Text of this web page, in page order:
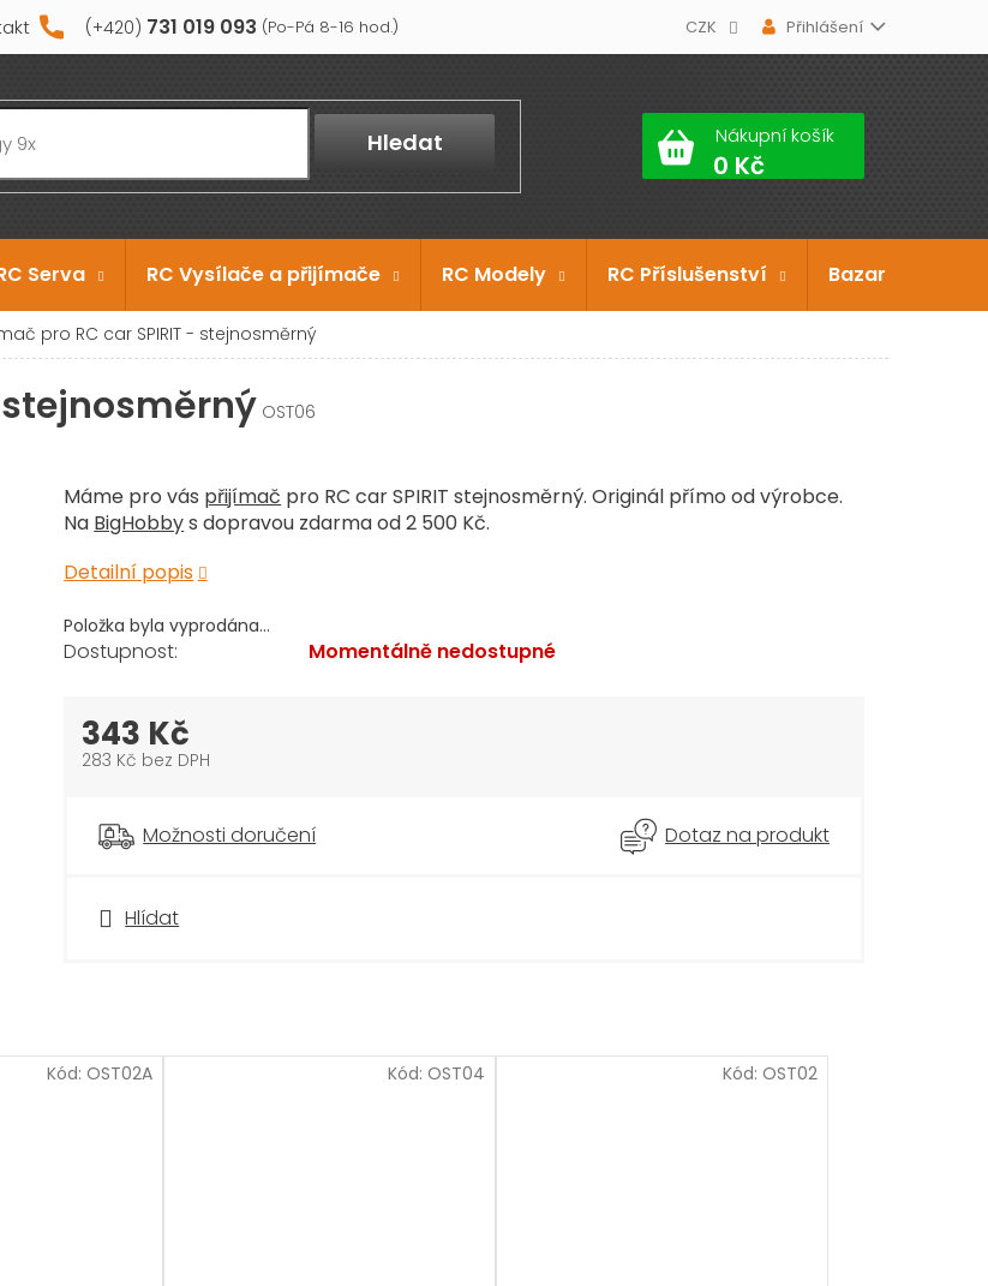
731 019 093 CZK Přihlášení
Hledat Nákupní košík
Serva RC Vysílače a přijímače RC Modely RC Příslušenství Bazar
pro RC car SPIRIT - stejnosměrný
stejnosměrný OST06
Položka byla vyprodána…
Máme pro vás přijímač pro RC car SPIRIT stejnosměrný. Originál přímo od výrobce.
Na BigHobbys dopravou zdarma od 2 500 Kč.
Detailní popis
Hlídat
Momentálně nedostupné
343 Kč
283 Kč bez DPH
Možnosti doručení Dotaz na produkt
Kód: OST02A Kód: OST04 Kód: OST02